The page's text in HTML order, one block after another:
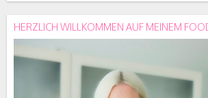
HERZLICH WILLKOMMEN AUF MEINEM